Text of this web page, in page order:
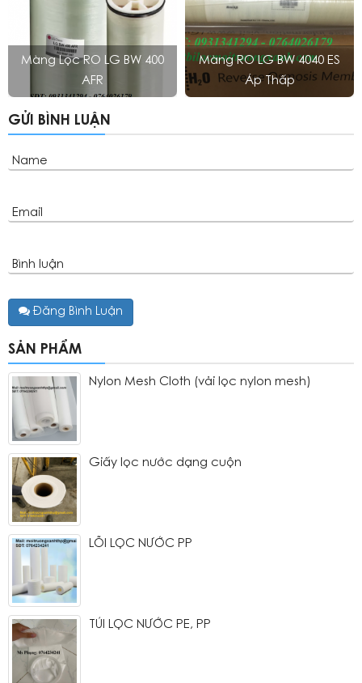
Màng Lọc RO LG BW 400
AFR
Màng RO LG BW 4040 ES
Áp Thấp
GỬI BÌNH LUẬN
Name
Email
Bình luận
Đăng Bình Luận
SẢN PHẨM
Nylon Mesh Cloth (vải lọc nylon mesh)
Giấy lọc nước dạng cuộn
LÕI LỌC NƯỚC PP
TÚI LỌC NƯỚC PE, PP